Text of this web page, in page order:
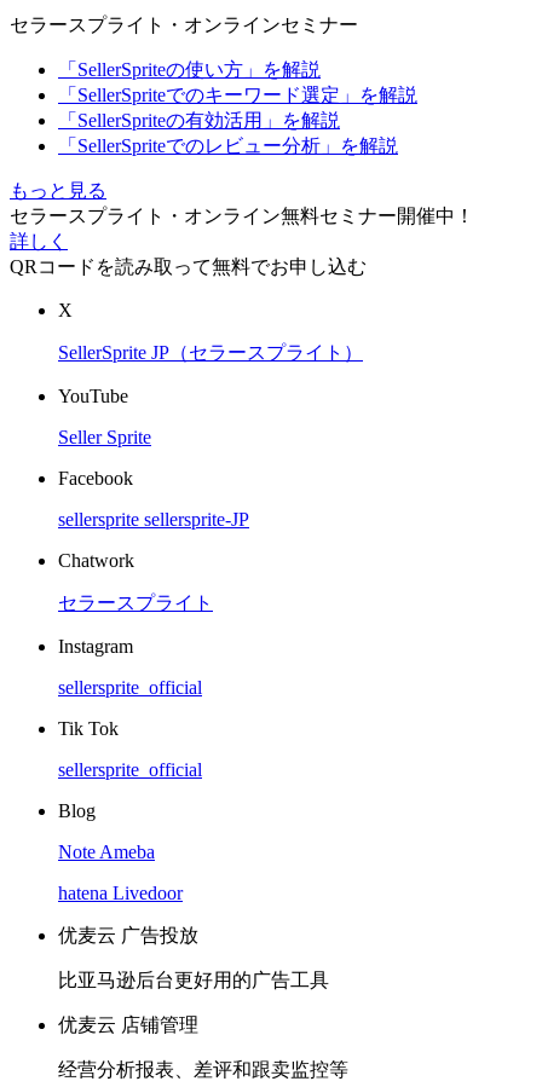
セラースプライト・オンラインセミナー
「SellerSpriteの使い方」を解説
「SellerSpriteでのキーワード選定」を解説
「SellerSpriteの有効活用」を解説
「SellerSpriteでのレビュー分析」を解説
もっと見る
セラースプライト・オンライン無料セミナー開催中！
詳しく
QRコードを読み取って無料でお申し込む
X
SellerSprite JP（セラースプライト）
YouTube
Seller Sprite
Facebook
sellersprite sellersprite-JP
Chatwork
セラースプライト
Instagram
sellersprite_official
Tik Tok
sellersprite_official
Blog
Note Ameba
hatena Livedoor
优麦云 广告投放
比亚马逊后台更好用的广告工具
优麦云 店铺管理
经营分析报表、差评和跟卖监控等